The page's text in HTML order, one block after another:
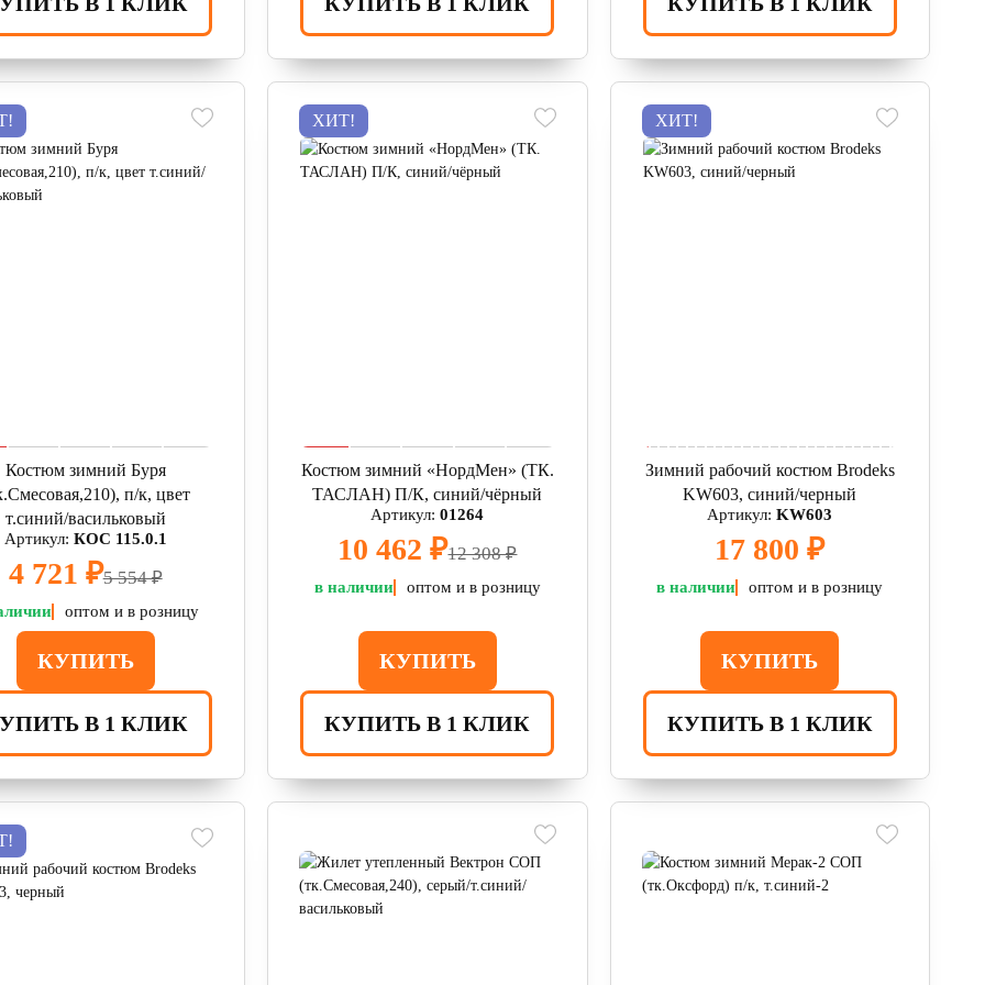
Костюм зимний Буря
п/к, цвет
т.синий/васильковый
Артикул: КОС 115.0.1
4 721 ₽5 554 ₽
оптом и в розницу
КУПИТЬ
В 1 КЛИК
ХИТ!
Костюм зимний «НордМен» (ТК.
ТАСЛАН) П/К, синий/чёрный
Артикул:01264
10 462 ₽12 308 ₽
в наличии оптом и в розницу
КУПИТЬ
КУПИТЬ В 1 КЛИК
ХИТ!
Зимний рабочий костюм Brodeks
KW603, синий/черный
Артикул:KW603
17 800 ₽
в наличии оптом и в розницу
КУПИТЬ
КУПИТЬ В 1 КЛИК